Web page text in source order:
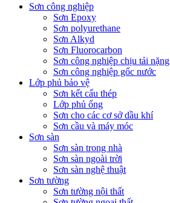
Sơn công nghiệp
Sơn Epoxy
Sơn polyurethane
Sơn Alkyd
Sơn Fluorocarbon
Sơn công nghiệp chịu tải nặng
Sơn công nghiệp gốc nước
Lớp phủ bảo vệ
Sơn kết cấu thép
Lớp phủ ống
Sơn cho các cơ sở dầu khí
Sơn cầu và máy móc
Sơn sàn
Sơn sàn trong nhà
Sơn sàn ngoài trời
Sơn sàn nghệ thuật
Sơn tường
Sơn tường nội thất